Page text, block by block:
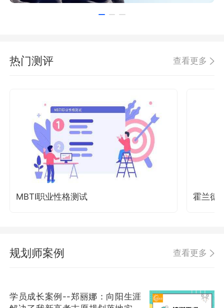
热门测评 查看更多
MBTI职业性格测试 霍兰德
规划师案例 查看更多
学员成长案例--郑丽娜：向阳生涯